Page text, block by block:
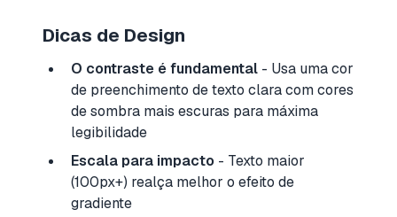
Dicas de Design
O contraste é fundamental - Usa uma cor
de preenchimento de texto clara com cores
de sombra mais escuras para máxima
legibilidade
Escala para impacto - Texto maior
(100px+) realça melhor o efeito de
gradiente